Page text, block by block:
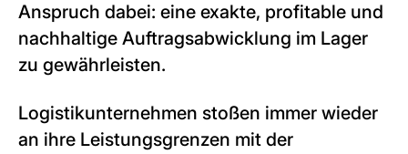
Anspruch dabei: eine exakte, profitable und
nachhaltige Auftragsabwicklung im Lager
zu gewährleisten.
Logistikunternehmen stoßen immer wieder
an ihre Leistungsgrenzen mit der